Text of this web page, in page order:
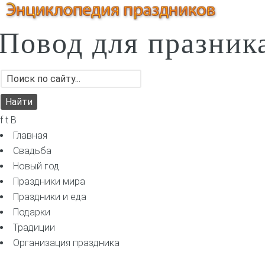
для
f t B
Главная
Свадьба
Новый год
Праздники мира
Праздники и еда
Подарки
Традиции
Организация праздника